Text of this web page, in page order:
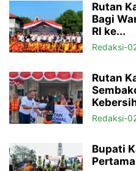
Rutan
Bagi
RI ke...
Redaksi-
Rutan
Redaksi-
Bupati